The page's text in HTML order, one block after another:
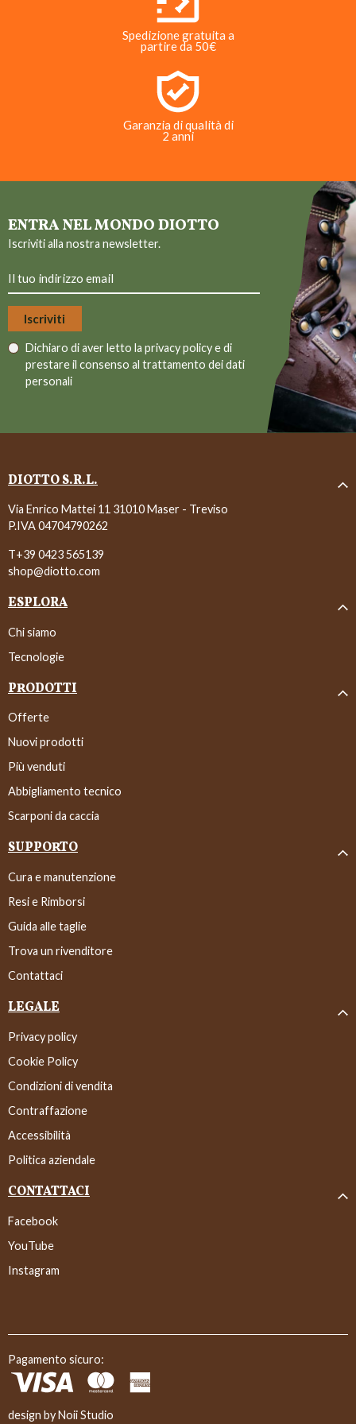
Spedizione gratuita a
partire da 50€
Garanzia di qualità di
2 anni
ENTRA NEL MONDO DIOTTO
Iscriviti alla nostra newsletter.
Dichiaro di aver letto la privacy policye di
prestare il consenso al trattamento dei dati
personali
DIOTTO S.R.L.
Via Enrico Mattei 11 31010 Maser - Treviso
P.IVA 04704790262
T+39 0423 565139
shop@diotto.com
ESPLORA
Chi siamo
Tecnologie
PRODOTTI
Offerte
Nuovi prodotti
Più venduti
Abbigliamento tecnico
Scarponi da caccia
SUPPORTO
Cura e manutenzione
Resi e Rimborsi
Guida alle taglie
Trova un rivenditore
Contattaci
LEGALE
Privacy policy
Cookie Policy
Condizioni di vendita
Contraffazione
Accessibilità
Politica aziendale
CONTATTACI
Facebook
YouTube
Instagram
design byNoii Studio
Pagamento sicuro: